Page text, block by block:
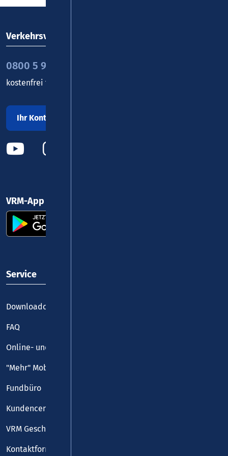
Verkehrsverbund Rhein-Mosel GmbH
0800 5 986 986
kostenfrei täglich 8 - 20 Uhr
Ihr Kontakt zu uns
VRM-App nutzen und durchstarten
Service
Downloadcenter
FAQ
Online- und Handy-Tickets
"Mehr" Mobilität
Fundbüro
Kundencenter
VRM Geschäftsstelle
Kontaktformular